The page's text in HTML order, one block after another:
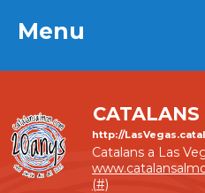
Menu
CATALANS
http://
Catalans a Las
(#)
Menu